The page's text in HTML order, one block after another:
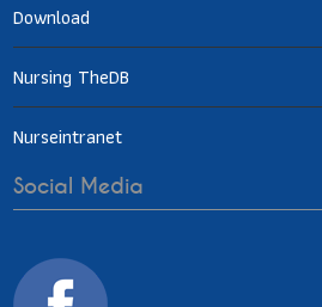
Download
Nursing TheDB
Nurseintranet
Social Media